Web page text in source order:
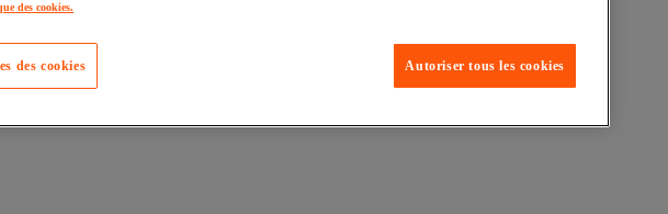
des cookies.
Autoriser tous les cookies
des cookies